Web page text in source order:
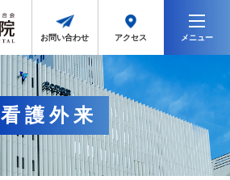
お問い合わせ アクセス メニュー
看護外来